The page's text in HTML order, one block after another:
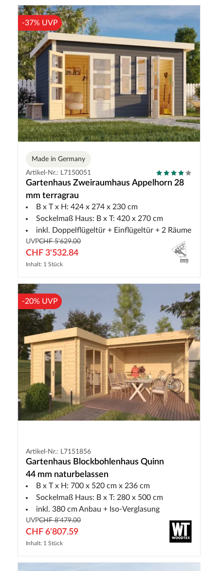
-37% UVP
Made in Germany
Artikel-Nr.: L7150051
Gartenhaus Zweiraumhaus Appelhorn 28
mm terragrau
B x T x H: 424 x 274 x 230 cm
Sockelmaß Haus: B x T: 420 x 270 cm
inkl. Doppelflügeltür + Einflügeltür + 2 Räume
UVPCHF 5'629.00
CHF 3'532.84
Inhalt: 1 Stück
-20% UVP
Artikel-Nr.: L7151856
Gartenhaus Blockbohlenhaus Quinn
44 mm naturbelassen
B x T x H: 700 x 520 cm x 236 cm
Sockelmaß Haus: B x T: 280 x 500 cm
inkl. 380 cm Anbau + Iso-Verglasung
UVPCHF 8'479.00
CHF 6'807.59
Inhalt: 1 Stück